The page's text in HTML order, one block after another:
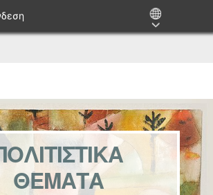
E-ME BLOGS
ΘΕΜΑΤΑ